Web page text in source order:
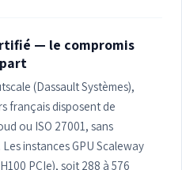
— le compromis
(Dassault Systèmes),
français disposent de
ou ISO 27001, sans
instances GPU Scaleway
PCIe), soit 288 à 576